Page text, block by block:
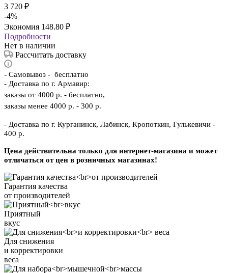
3 720 ₽
-4%
Экономия 148.80 ₽
Подробности
Нет в наличии
Рассчитать доставку
- Самовывоз - бесплатно
- Доставка по г. Армавир:
заказы от 4000 р. - бесплатно,
заказы менее 4000 р. - 300 р.
- Доставка по г. Курганинск, Лабинск, Кропоткин, Гулькевичи -
400 р.
Цена действительна только для интернет-магазина и может
отличаться от цен в розничных магазинах!
Гарантия качества
от производителей
Приятный
вкус
Для снижения
и корректировки
веса